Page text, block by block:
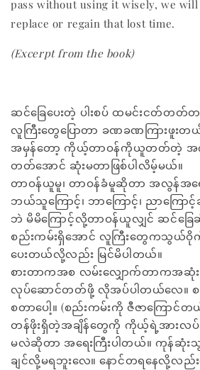
pass without using it wisely, we will
replace or regain that lost time.
(Excerpt from the book)
ဆင်ခြေပေးတဲ့ ပါးစပ် ထမင်းငတ်
လူကြီးတွေပြောတာ ခဏခဏကြားဖူးတ
အမှန်တော့ ကိုယ့်တာဝန်ကိုယူတတ်တဲ့ အက
တတ်အောင် ဆုံးမတာဖြစ်ပါလိမ့်မယ်။
တာဝန်ယူမူ၊ တာဝန်ခံမူဆိုတာ အလွန်အရ
ဘယ်သူကြောင့်၊ ဘာကြောင့်၊ ညာကြောင့်
ဘဲ မိမိကြောင့်လို့တာဝန်ယူလျှင် ဆင်ခြေ
စည်းကမ်းရှိအောင် လူကြီးတွေကသွယ်ဝို
ပေးတယ်လို့လည်း မြင်မိပါတယ်။
စားတာကအစ လမ်းလျှောက်တာကအဆုံ
လုပ်ဆောင်တတ်ဖို့ လိုအပ်ပါတယ်လေ။
စတာပေါ့။ (စည်းကမ်းကို ဇီဇာကြောင်တယ်
တန်ဖိုးရှိတဲ့အချိန်တွေကို ကိုယ့်ရဲ့အားလ
မလဲဆိုတာ အရေးကြီးပါတယ်။ ကုန်ဆုံး
ချင်လို့မရဘူးလေ။ နောင်တရနေလို့လည်း